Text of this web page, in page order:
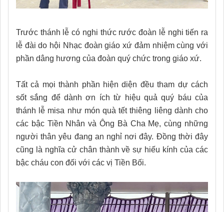
Trước thánh lễ có nghi thức rước đoàn lễ nghi tiến ra
lễ đài do hội Nhạc đoàn giáo xứ đảm nhiệm cùng với
phần dâng hương của đoàn quý chức trong giáo xứ.
Tất cả mọi thành phần hiện diện đều tham dự cách
sốt sắng để dành ơn ích từ hiệu quả quý báu của
thánh lễ misa như món quà tết thiêng liêng dành cho
các bậc Tiền Nhân và Ông Bà Cha Mẹ, cùng những
người thân yêu đang an nghỉ nơi đây. Đồng thời đây
cũng là nghĩa cử chân thành về sự hiếu kính của các
bậc cháu con đối với các vị Tiền Bối.